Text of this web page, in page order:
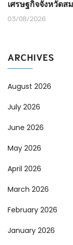
เศรษฐกิจจังหวัดส
03/08/2026
ARCHIVES
August 2026
July 2026
June 2026
May 2026
April 2026
March 2026
February 2026
January 2026